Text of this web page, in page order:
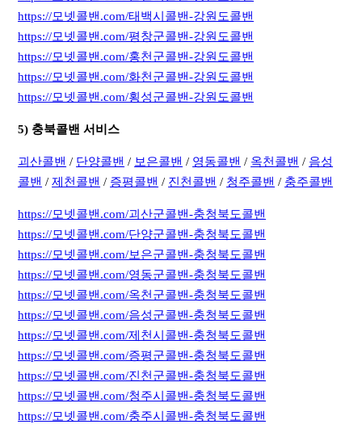
https://모넷콜밴.com/태백시콜밴-강원도콜밴
https://모넷콜밴.com/평창군콜밴-강원도콜밴
https://모넷콜밴.com/홍천군콜밴-강원도콜밴
https://모넷콜밴.com/화천군콜밴-강원도콜밴
https://모넷콜밴.com/횡성군콜밴-강원도콜밴
5) 충북콜밴 서비스
괴산콜밴 / 단양콜밴 / 보은콜밴 / 영동콜밴 / 옥천콜밴 / 음성
콜밴 /제천콜밴 / 증평콜밴 / 진천콜밴 / 청주콜밴 / 충주콜밴
https://모넷콜밴.com/괴산군콜밴-충청북도콜밴
https://모넷콜밴.com/단양군콜밴-충청북도콜밴
https://모넷콜밴.com/보은군콜밴-충청북도콜밴
https://모넷콜밴.com/영동군콜밴-충청북도콜밴
https://모넷콜밴.com/옥천군콜밴-충청북도콜밴
https://모넷콜밴.com/음성군콜밴-충청북도콜밴
https://모넷콜밴.com/제천시콜밴-충청북도콜밴
https://모넷콜밴.com/증평군콜밴-충청북도콜밴
https://모넷콜밴.com/진천군콜밴-충청북도콜밴
https://모넷콜밴.com/청주시콜밴-충청북도콜밴
https://모넷콜밴.com/충주시콜밴-충청북도콜밴